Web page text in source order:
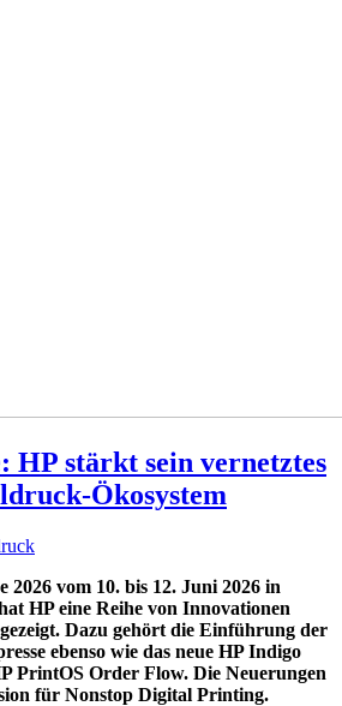
HP stärkt sein vernetztes
Ökosystem
2026 vom 10. bis 12. Juni 2026 in
HP eine Reihe von Innovationen
Dazu gehört die Einführung der
ebenso wie das neue HP Indigo
PrintOS Order Flow. Die Neuerungen
für Nonstop Digital Printing.